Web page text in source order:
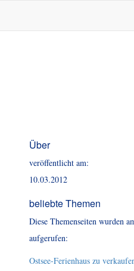
Über
veröffentlicht am:
10.03.2012
beliebte Themen
Diese Themenseiten wurden
aufgerufen:
Ostsee-Ferienhaus zu